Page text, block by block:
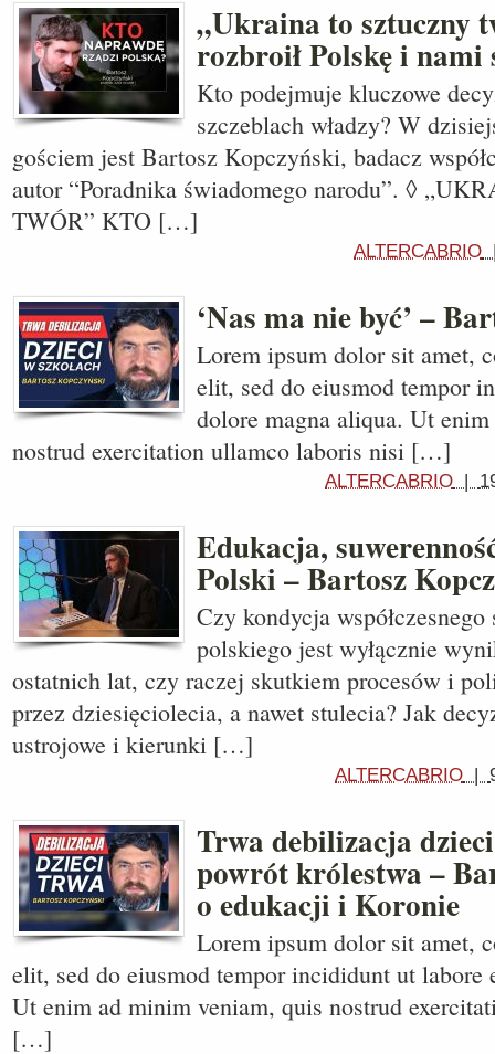
„Ukraina to sztuczny
rozbroił Polskę i nami
Kto podejmuje kluczowe
szczeblach władzy? W
gościem jest Bartosz Kopczyński, badacz
autor “Poradnika świadomego narodu”. ◊
TWÓR” KTO […]
ALTERCABRIO
‘Nas ma nie być’ –
Lorem ipsum dolor sit amet,
elit, sed do eiusmod tempor
dolore magna aliqua. Ut
nostrud exercitation ullamco laboris nisi […]
ALTERCABRIO |
Edukacja,
Polski – Bartosz
Czy kondycja współczesnego
polskiego jest wyłącznie
ostatnich lat, czy raczej skutkiem procesów i
przez dziesięciolecia, a nawet stulecia? Jak
ustrojowe i kierunki […]
ALTERCABRIO |
Trwa debilizacja
powrót królestwa –
o edukacji i Koronie
Lorem ipsum dolor sit amet,
elit, sed do eiusmod tempor incididunt ut labore
Ut enim ad minim veniam, quis nostrud
[…]